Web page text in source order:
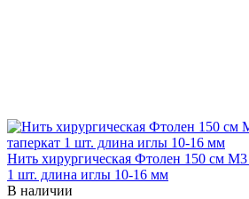
Нить хирургическая Фтолен 150 см М3
1 шт. длина иглы 10-16 мм
В наличии